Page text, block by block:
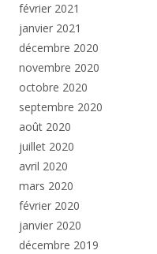
février 2021
janvier 2021
décembre 2020
novembre 2020
octobre 2020
septembre 2020
août 2020
juillet 2020
avril 2020
mars 2020
février 2020
janvier 2020
décembre 2019